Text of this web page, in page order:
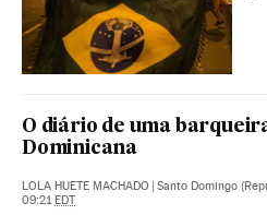
O diário de uma
Dominicana
LOLA HUETE MACHADO | Santo Domingo
09:21 EDT